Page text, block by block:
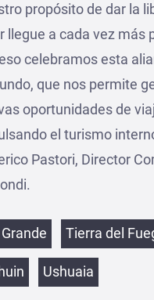
propósito de dar la
llegue a cada vez más
celebramos esta
que nos permite
oportunidades de
el turismo
Pastori, Director
Tierra del
Ushuaia